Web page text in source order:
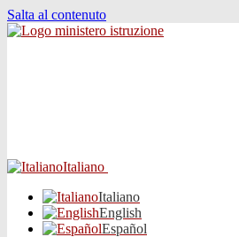
Salta al contenuto
Italiano
Italiano
English
Español